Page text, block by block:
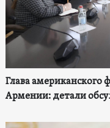
Глава американского
Армении: детали